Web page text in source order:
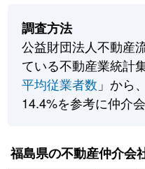
調査方法
公益財団法人不動産
ている不動産業統計
平均従業者数 」から
14.4%を参考に仲介
福島県の不動産仲介会